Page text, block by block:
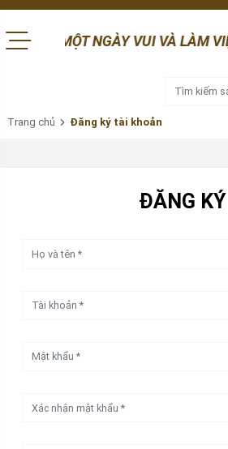
CHÚC MỘT NGÀY VUI VÀ
Trang chủ Đăng ký tài khoản
ĐĂNG KÝ